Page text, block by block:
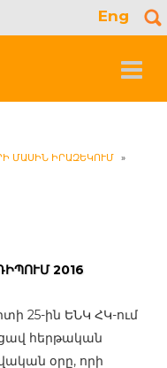
Eng
Toggle
ՄԱՍԻՆ ԻՐԱԶԵԿՈՒՄ »
2016
25-ին ԵՆԿ ՀԿ-ում
հերթական
օրը, որի